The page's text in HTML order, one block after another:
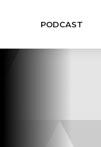
PODCAST